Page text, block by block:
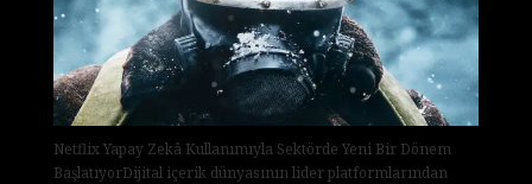
Netflix Yapay Zekâ Kullanımıyla Sektörde Yeni Bir Dönem
BaşlatıyorDijital içerik dünyasının lider platformlarından